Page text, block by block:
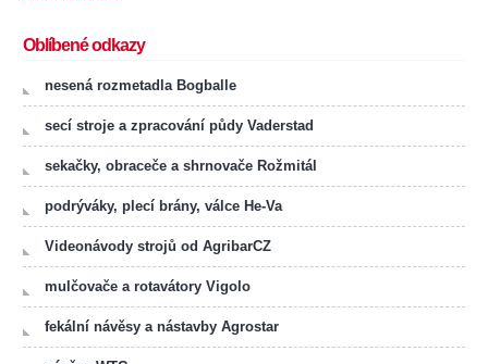
Oblíbené odkazy
nesená rozmetadla Bogballe
secí stroje a zpracování půdy Vaderstad
sekačky, obraceče a shrnovače Rožmitál
podrýváky, plecí brány, válce He-Va
Videonávody strojů od AgribarCZ
mulčovače a rotavátory Vigolo
fekální návěsy a nástavby Agrostar